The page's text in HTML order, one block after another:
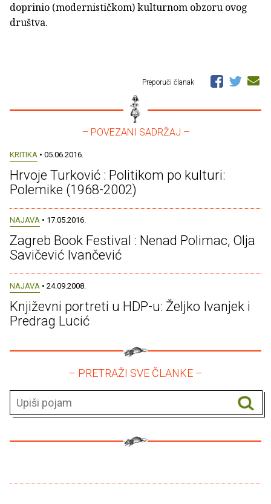
doprinio (modernističkom) kulturnom obzoru ovog
društva.
Preporuči članak
– POVEZANI SADRŽAJ –
KRITIKA • 05.06.2016.
Hrvoje Turković : Politikom po kulturi:
Polemike (1968-2002)
NAJAVA • 17.05.2016.
Zagreb Book Festival : Nenad Polimac, Olja
Savičević Ivančević
NAJAVA • 24.09.2008.
Književni portreti u HDP-u: Željko Ivanjek i
Predrag Lucić
– PRETRAŽI SVE ČLANKE –